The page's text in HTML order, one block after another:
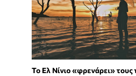
Το Ελ Νίνιο «φρενάρει»